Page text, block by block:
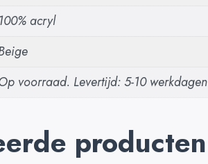
100% acryl
voorraad. Levertijd: 5-10 werkdagen
producten